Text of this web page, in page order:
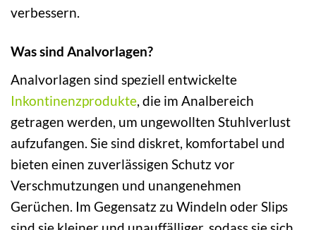
verbessern.
Was sind Analvorlagen?
Analvorlagen sind speziell entwickelte
Inkontinenzprodukte , die im Analbereich
getragen werden, um ungewollten Stuhlverlust
aufzufangen. Sie sind diskret, komfortabel und
bieten einen zuverlässigen Schutz vor
Verschmutzungen und unangenehmen
Gerüchen. Im Gegensatz zu Windeln oder Slips